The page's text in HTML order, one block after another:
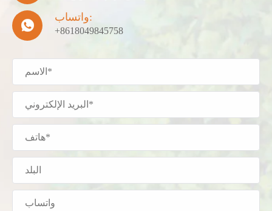

واتساب:
+8618049845758